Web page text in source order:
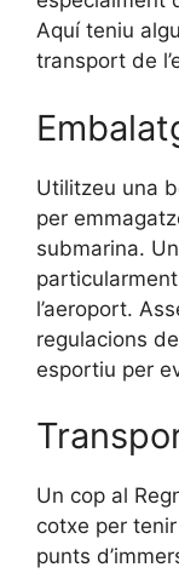
Aquí teniu
transport de
Utilitzeu una
per
submarina.
l’aeroport.
regulacions
esportiu per
Un cop al
cotxe per
punts